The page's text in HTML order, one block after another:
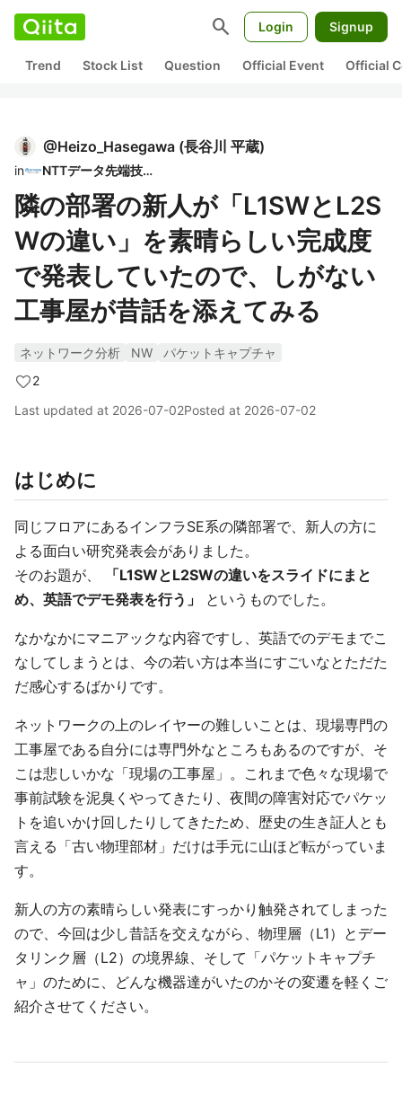
search Login Signup
Trend Stock List Question Official Event Official
@Heizo_Hasegawa (長谷川 平蔵)
in NTTデータ先端技術
隣の部署の新人が「L1SWとL2S
Wの違い」を素晴らしい完成度
で発表していたので、しがない
工事屋が昔話を添えてみる
ネットワーク分析 NW
パケットキャプチャ
2
Last updated at 2026-07-02Posted at 2026-07-02
はじめに
同じフロアにあるインフラSE系の隣部署で、新人の方に
よる面白い研究発表会がありました。
そのお題が、
「L1SWとL2SWの違いをスライドにまと
め、英語でデモ発表を行う」
というものでした。
なかなかにマニアックな内容ですし、英語でのデモまでこ
なしてしまうとは、今の若い方は本当にすごいなとただた
だ感心するばかりです。
ネットワークの上のレイヤーの難しいことは、現場専門の
工事屋である自分には専門外なところもあるのですが、そ
こは悲しいかな「現場の工事屋」。これまで色々な現場で
事前試験を泥臭くやってきたり、夜間の障害対応でパケッ
トを追いかけ回したりしてきたため、歴史の生き証人とも
言える「古い物理部材」だけは手元に山ほど転がっていま
す。
新人の方の素晴らしい発表にすっかり触発されてしまった
ので、今回は少し昔話を交えながら、物理層（L1）とデー
タリンク層（L2）の境界線、そして「パケットキャプチ
ャ」のために、どんな機器達がいたのかその変遷を軽くご
紹介させてください。